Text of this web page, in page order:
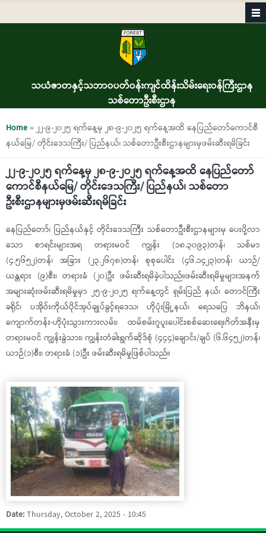
သယံဇာတနှင့်သဘာဝပတ်ဝန်းကျင်ထိန်းသိမ်းရေးဝန်ကြီးဌာန
သစ်တောဦးစီးဌာန
You are here
Home» ၂၂-၉-၂၀၂၅ ရက်နေ့မှ ၂၈-၉-၂၀၂၅ ရက်နေ့အထိ နေပြည်တော်ကောင်စီ
နယ်မြေ/ တိုင်းဒေသကြီး/ ပြည်နယ်၊ သစ်တောဦးစီးဌာနများမှဖမ်းဆီးရမိခြင်း
၂၂-၉-၂၀၂၅ ရက်နေ့မှ ၂၈-၉-၂၀၂၅ ရက်နေ့အထိ နေပြည်တော်
ကောင်စီနယ်မြေ/ တိုင်းဒေသကြီး/ ပြည်နယ်၊ သစ်တော
ဦးစီးဌာနများမှဖမ်းဆီးရမိခြင်း
နေပြည်တော်၊ ပြည်နယ်နှင့် တိုင်းဒေသကြီး သစ်တောဦးစီးဌာနများမှ ပေးပို့လာ
သော စာရင်းများအရ တရားမဝင် ကျွန်း (၁၈.၃၀၉၃)တန်၊ သစ်မာ
(၄.၅၆၅၂)တန်၊ အခြား (၂၃.၂၆၇၈)တန်၊ စုစုပေါင်း (၄၆.၁၄၂၃)တန်၊ ယာဉ်/
ယန္တရား (၉)စီး၊ တရားခံ (၂၀)ဦး ဖမ်းဆီးရမိခဲ့ပါသည်။ဖမ်းဆီးရမိမှုများအနက်
အများဆုံးဖမ်းဆီးရမိမှုမှာ ၂၅-၉-၂၀၂၅ ရက်နေ့တွင် ရှမ်းပြည် နယ်၊ တောင်ကြီး
ခရိုင်၊ ပအိုဝ်းကိုယ်ပိုင်အုပ်ချုပ်ခွင့်ရဒေသ၊ ဟိုပုံးမြို့နယ်၊ ရေသပြေ ဘိနယ်၊
ကျောက်တန်း-ဟိုပုံးသွားကားလမ်း၊ ထမ်စမ်းဂူပူးပေါင်းစစ်ဆေးရေးဂိတ်အနီးမှ
တရားမဝင် ကျွန်းခွဲသား၊ ကျွန်းတံခါးရွက်ဆိုဒ်စုံ (၄၄၄)ချောင်း/ချပ် (၆.၆၄၅၂)တန်၊
ယာဉ်(၁)စီး၊ တရားခံ (၁)ဦး ဖမ်းဆီးရမိမှုဖြစ်ပါသည်။
Date:Thursday, October 2, 2025 - 10:45